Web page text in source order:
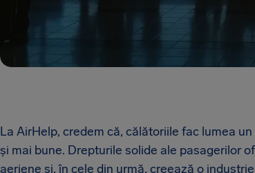
La AirHelp, credem că, călătoriile fac lumea
și mai bune. Drepturile solide ale pasagerilor
aeriene și, în cele din urmă, creează o